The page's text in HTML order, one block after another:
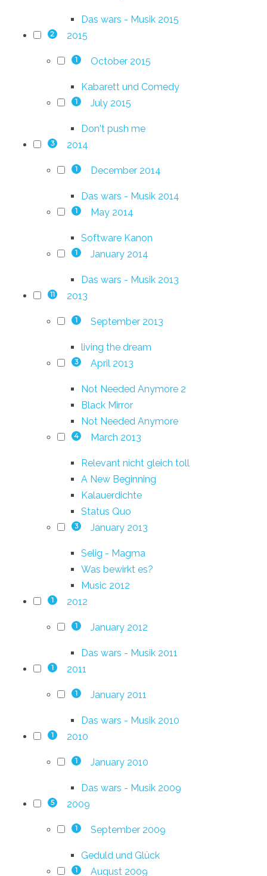
Das wars - Musik 2015
2 2015
1 October 2015
Kabarett und Comedy
1 July 2015
Don't push me
3 2014
1 December 2014
Das wars - Musik 2014
1 May 2014
Software Kanon
1 January 2014
Das wars - Musik 2013
11 2013
1 September 2013
living the dream
3 April 2013
Not Needed Anymore 2
Black Mirror
Not Needed Anymore
4 March 2013
Relevant nicht gleich toll
A New Beginning
Kalauerdichte
Status Quo
3 January 2013
Selig - Magma
Was bewirkt es?
Music 2012
1 2012
1 January 2012
Das wars - Musik 2011
1 2011
1 January 2011
Das wars - Musik 2010
1 2010
1 January 2010
Das wars - Musik 2009
5 2009
1 September 2009
Geduld und Glück
1 August 2009